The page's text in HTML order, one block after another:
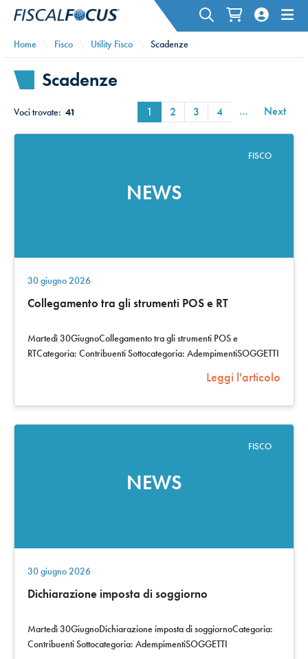
Home Fisco Utility Fisco Scadenze
Scadenze
Voci trovate: 41 1 2 3 4 … Next
NEWS
FISCO
30 giugno 2026
Collegamento tra gli strumenti POS e RT
Martedì 30GiugnoCollegamento tra gli strumenti POS e
RTCategoria: Contribuenti Sottocategoria: AdempimentiSOGGETTI
Leggi l'articolo
NEWS
FISCO
30 giugno 2026
Dichiarazione imposta di soggiorno
Martedì 30GiugnoDichiarazione imposta di soggiornoCategoria:
Contribuenti Sottocategoria: AdempimentiSOGGETTI